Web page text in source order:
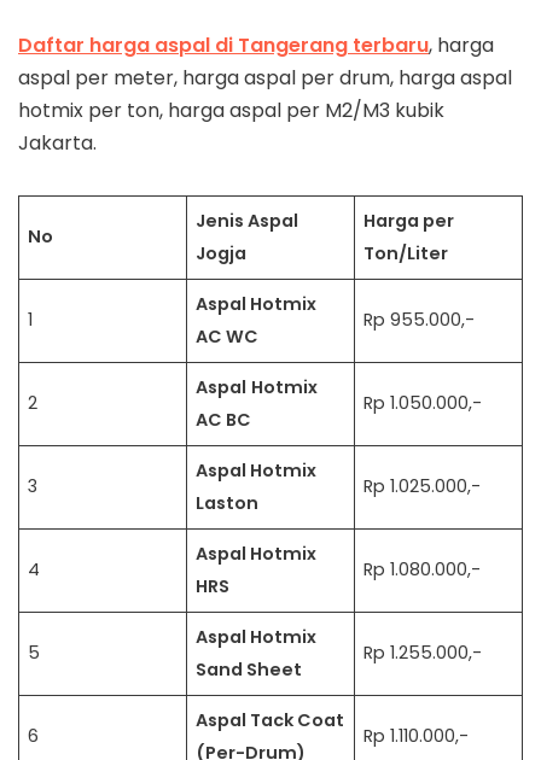
Daftar harga aspal di Tangerang terbaru, harga
aspal per meter, harga aspal per drum, harga aspal
hotmix per ton, harga aspal per M2/M3 kubik
Jakarta.
No
Jenis Aspal
Jogja
Harga per
Ton/Liter
1
Aspal Hotmix
AC WC
Rp 955.000,-
2
Aspal Hotmix
AC BC
Rp 1.050.000,-
3
Aspal Hotmix
Laston
Rp 1.025.000,-
4
Aspal Hotmix
HRS
Rp 1.080.000,-
5
Aspal Hotmix
Sand Sheet
Rp 1.255.000,-
6
Aspal Tack Coat
(Per-Drum)
Rp 1.110.000,-